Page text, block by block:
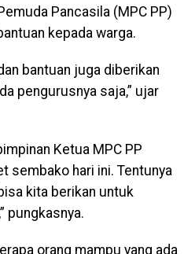
Pancasila (MPC PP)
kepada warga.
bantuan juga diberikan
pengurusnya saja,” ujar
Ketua MPC PP
sembako hari ini. Tentunya
kita berikan untuk
pungkasnya.
orang mampu yang ada